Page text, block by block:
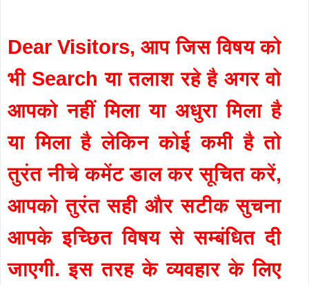
Dear Visitors, आप जिस विषय को
भी Search या तलाश रहे है अगर वो
आपको नहीं मिला या अधुरा मिला है
या मिला है लेकिन कोई कमी है तो
तुरंत नीचे कमेंट डाल कर सूचित करें,
आपको तुरंत सही और सटीक सुचना
आपके इच्छित विषय से सम्बंधित दी
जाएगी. इस तरह के व्यवहार के लिए